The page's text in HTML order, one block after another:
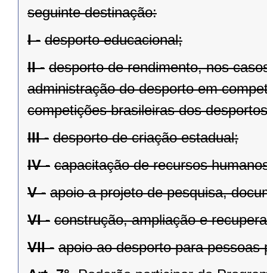
seguinte destinação:
I - desporto educacional;
II - desporto de rendimento, nos
administração do desporto em
competições brasileiras dos
III - desporto de criação estadual;
IV - capacitação de recursos
V - apoio a projeto de pesquisa,
VI - construção, ampliação e
VII - apoio ao desporto para pessoas